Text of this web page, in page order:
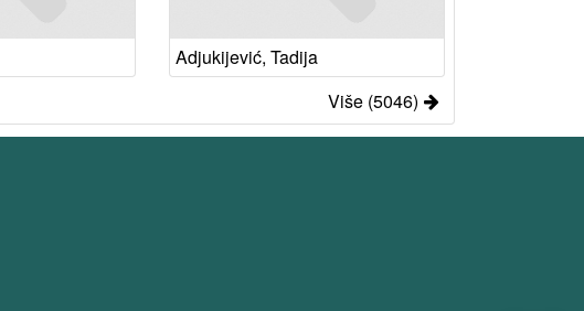
Adjukijević, Tadija
Više (5046)